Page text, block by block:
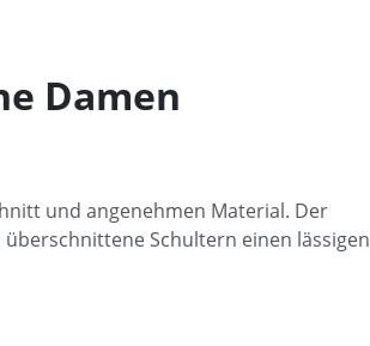
Damen
und angenehmen Material. Der
Schultern einen lässigen